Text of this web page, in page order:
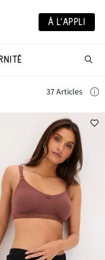
À L’APPLI
37 Articles